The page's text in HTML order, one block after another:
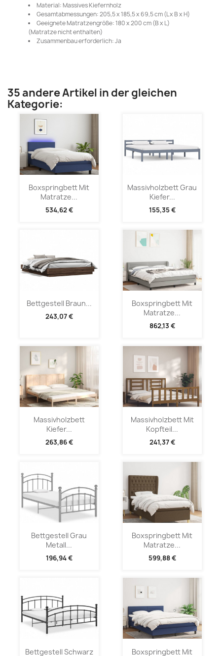
Material: Massives Kiefernholz
Gesamtabmessungen: 205,5 x 185,5 x 69,5 cm (L x B x H)
Geeignete Matratzengröße: 180 x 200 cm (B x L)
(Matratze nicht enthalten)
Zusammenbau erforderlich: Ja
35 andere Artikel in der gleichen
Kategorie:
Boxspringbett Mit
Matratze...
534,62 €
Massivholzbett Grau
Kiefer...
155,35 €
Bettgestell Braun...
243,07 €
Boxspringbett Mit
Matratze...
862,13 €
Massivholzbett
Kiefer...
263,86 €
Massivholzbett Mit
Kopfteil...
241,37 €
Bettgestell Grau
Metall...
196,94 €
Boxspringbett Mit
Matratze...
599,88 €
Bettgestell Schwarz Boxspringbett Mit